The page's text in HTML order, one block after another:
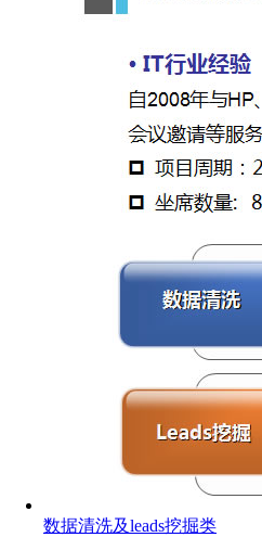
数据清洗及leads挖掘类